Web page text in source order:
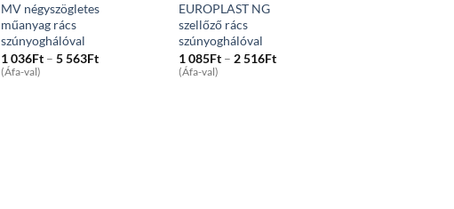
MV négyszögletes
műanyag rács
szúnyoghálóval
1 036Ft – 5 563FtPrice
(Áfa-val)
EUROPLAST NG
szellőző rács
szúnyoghálóval
1 085Ft – 2 516FtPrice
(Áfa-val)